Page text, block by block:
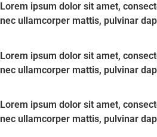
Lorem ipsum dolor sit amet,
nec ullamcorper mattis, pulvinar
Lorem ipsum dolor sit amet,
nec ullamcorper mattis, pulvinar
Lorem ipsum dolor sit amet,
nec ullamcorper mattis, pulvinar